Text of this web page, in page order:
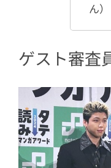
ん）
ゲスト審査